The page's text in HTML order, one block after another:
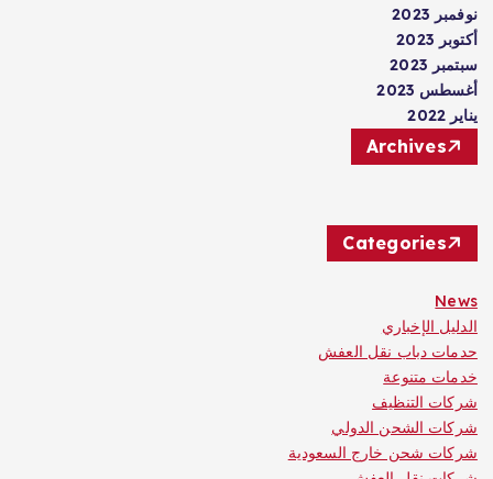
نوفمبر 2023
أكتوبر 2023
سبتمبر 2023
أغسطس 2023
يناير 2022
Archives
Categories
News
الدليل الإخباري
حدمات دباب نقل العفش
خدمات متنوعة
شركات التنظيف
شركات الشحن الدولي
شركات شحن خارج السعودية